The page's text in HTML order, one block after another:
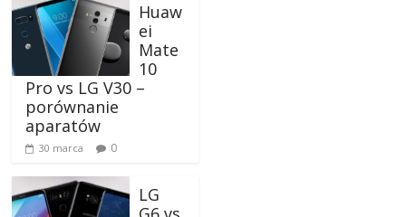
Huaw
ei
Mate
10
Pro vs LG V30 –
porównanie
aparatów
30 marca 0
LG